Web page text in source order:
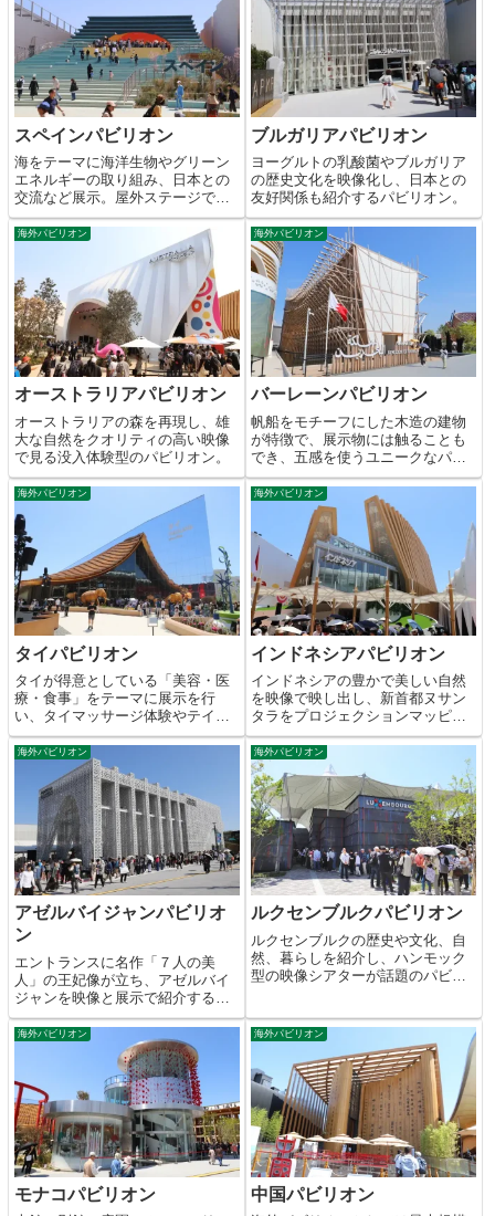
スペインパビリオン
海をテーマに海洋生物やグリーン
エネルギーの取り組み、日本との
交流など展示。屋外ステージでフ
ラメンコショーも開催。
ブルガリアパビリオン
ヨーグルトの乳酸菌やブルガリア
の歴史文化を映像化し、日本との
友好関係も紹介するパビリオン。
海外パビリオン
オーストラリアパビリオン
オーストラリアの森を再現し、雄
大な自然をクオリティの高い映像
で見る没入体験型のパビリオン。
海外パビリオン
バーレーンパビリオン
帆船をモチーフにした木造の建物
が特徴で、展示物には触ることも
でき、五感を使うユニークなパビ
リオン。
海外パビリオン
タイパビリオン
タイが得意としている「美容・医
療・食事」をテーマに展示を行
い、タイマッサージ体験やテイク
アウト店も完備。
海外パビリオン
インドネシアパビリオン
インドネシアの豊かで美しい自然
を映像で映し出し、新首都ヌサン
タラをプロジェクションマッピン
グで紹介。
海外パビリオン
アゼルバイジャンパビリオ
ン
エントランスに名作「７人の美
人」の王妃像が立ち、アゼルバイ
ジャンを映像と展示で紹介するパ
ビリオン。
海外パビリオン
ルクセンブルクパビリオン
ルクセンブルクの歴史や文化、自
然、暮らしを紹介し、ハンモック
型の映像シアターが話題のパビリ
海外パビリオン
モナコパビリオン
海外パビリオン
中国パビリオン